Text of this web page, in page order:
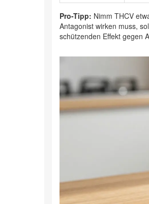
Pro-Tipp: Nimm THCV
Antagonist wirken muss,
schützenden Effekt gegen